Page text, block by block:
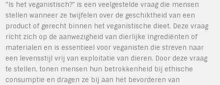
“Is het veganistisch?” is een veelgestelde vraag die mensen
stellen wanneer ze twijfelen over de geschiktheid van een
product of gerecht binnen het veganistische dieet. Deze vraag
richt zich op de aanwezigheid van dierlijke ingrediënten of
materialen en is essentieel voor veganisten die streven naar
een levensstijl vrij van exploitatie van dieren. Door deze vraag
te stellen, tonen mensen hun betrokkenheid bij ethische
consumptie en dragen ze bij aan het bevorderen van